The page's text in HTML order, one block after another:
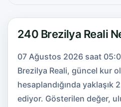
240 Brezilya Reali
07 Ağustos 2026 saat
Brezilya Reali, güncel kur
hesaplandığında yaklaşık
ediyor. Gösterilen değer,